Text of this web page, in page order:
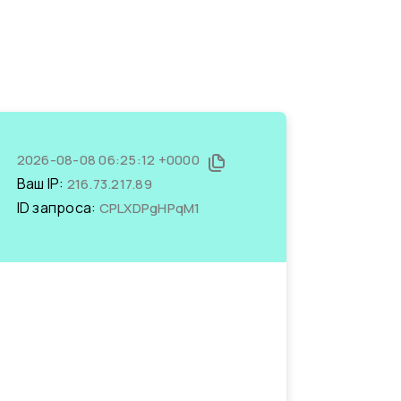
2026-08-08 06:25:12 +0000
Ваш IP: 216.73.217.89
ID запроса: CPLXDPgHPqM1